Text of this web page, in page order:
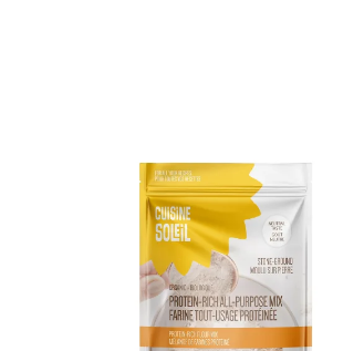
AJOUTER AU PANIER
DÉTAILS